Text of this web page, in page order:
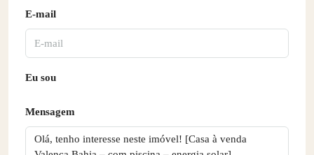
E-mail
Eu sou
Mensagem